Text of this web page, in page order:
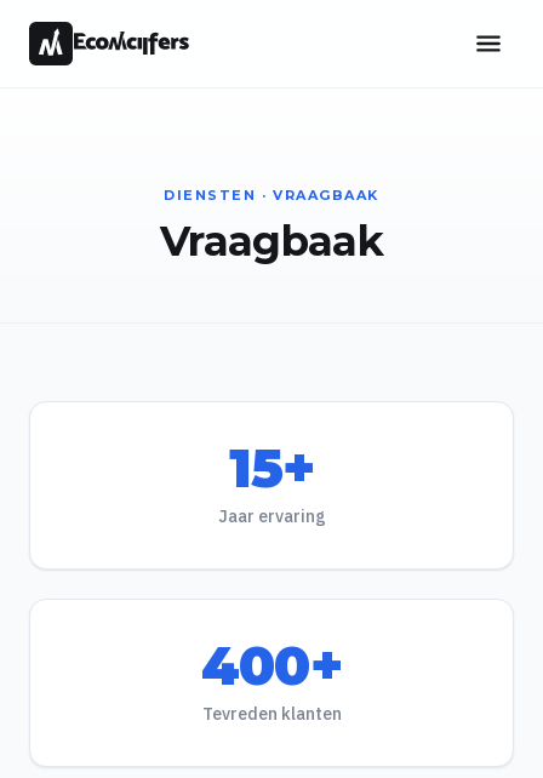
DIENSTEN · VRAAGBAAK
Vraagbaak
15+
Jaar ervaring
400+
Tevreden klanten